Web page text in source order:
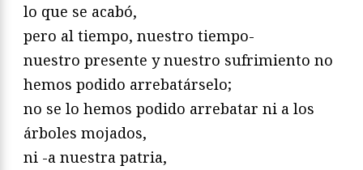
lo que se acabó,
pero al tiempo, nuestro tiempo-
nuestro presente y nuestro sufrimiento no
hemos podido arrebatárselo;
no se lo hemos podido arrebatar ni a los
árboles mojados,
ni -a nuestra patria,